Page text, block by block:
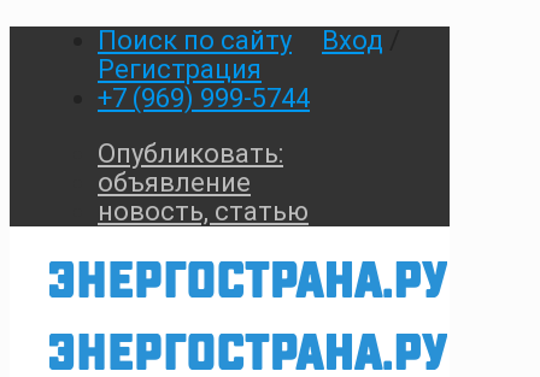
Поиск по сайту Вход
Регистрация
+7 (969) 999-5744
Опубликовать:
объявление
новость, статью